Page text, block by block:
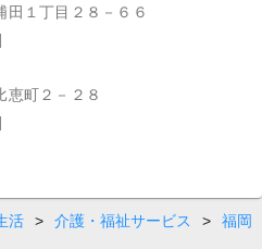
田１丁目２８－６６
恵町２－２８
活 > 介護・福祉サービス >
福岡